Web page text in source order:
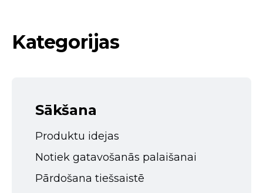
Kategorijas
Sākšana
Produktu idejas
Notiek gatavošanās palaišanai
Pārdošana tiešsaistē